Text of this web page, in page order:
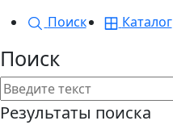
Поиск
Каталог
Поиск
Результаты поиска